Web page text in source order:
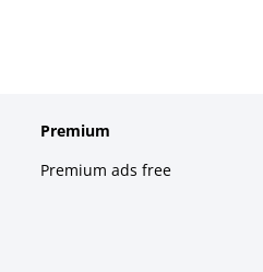
Premium
Premium ads free